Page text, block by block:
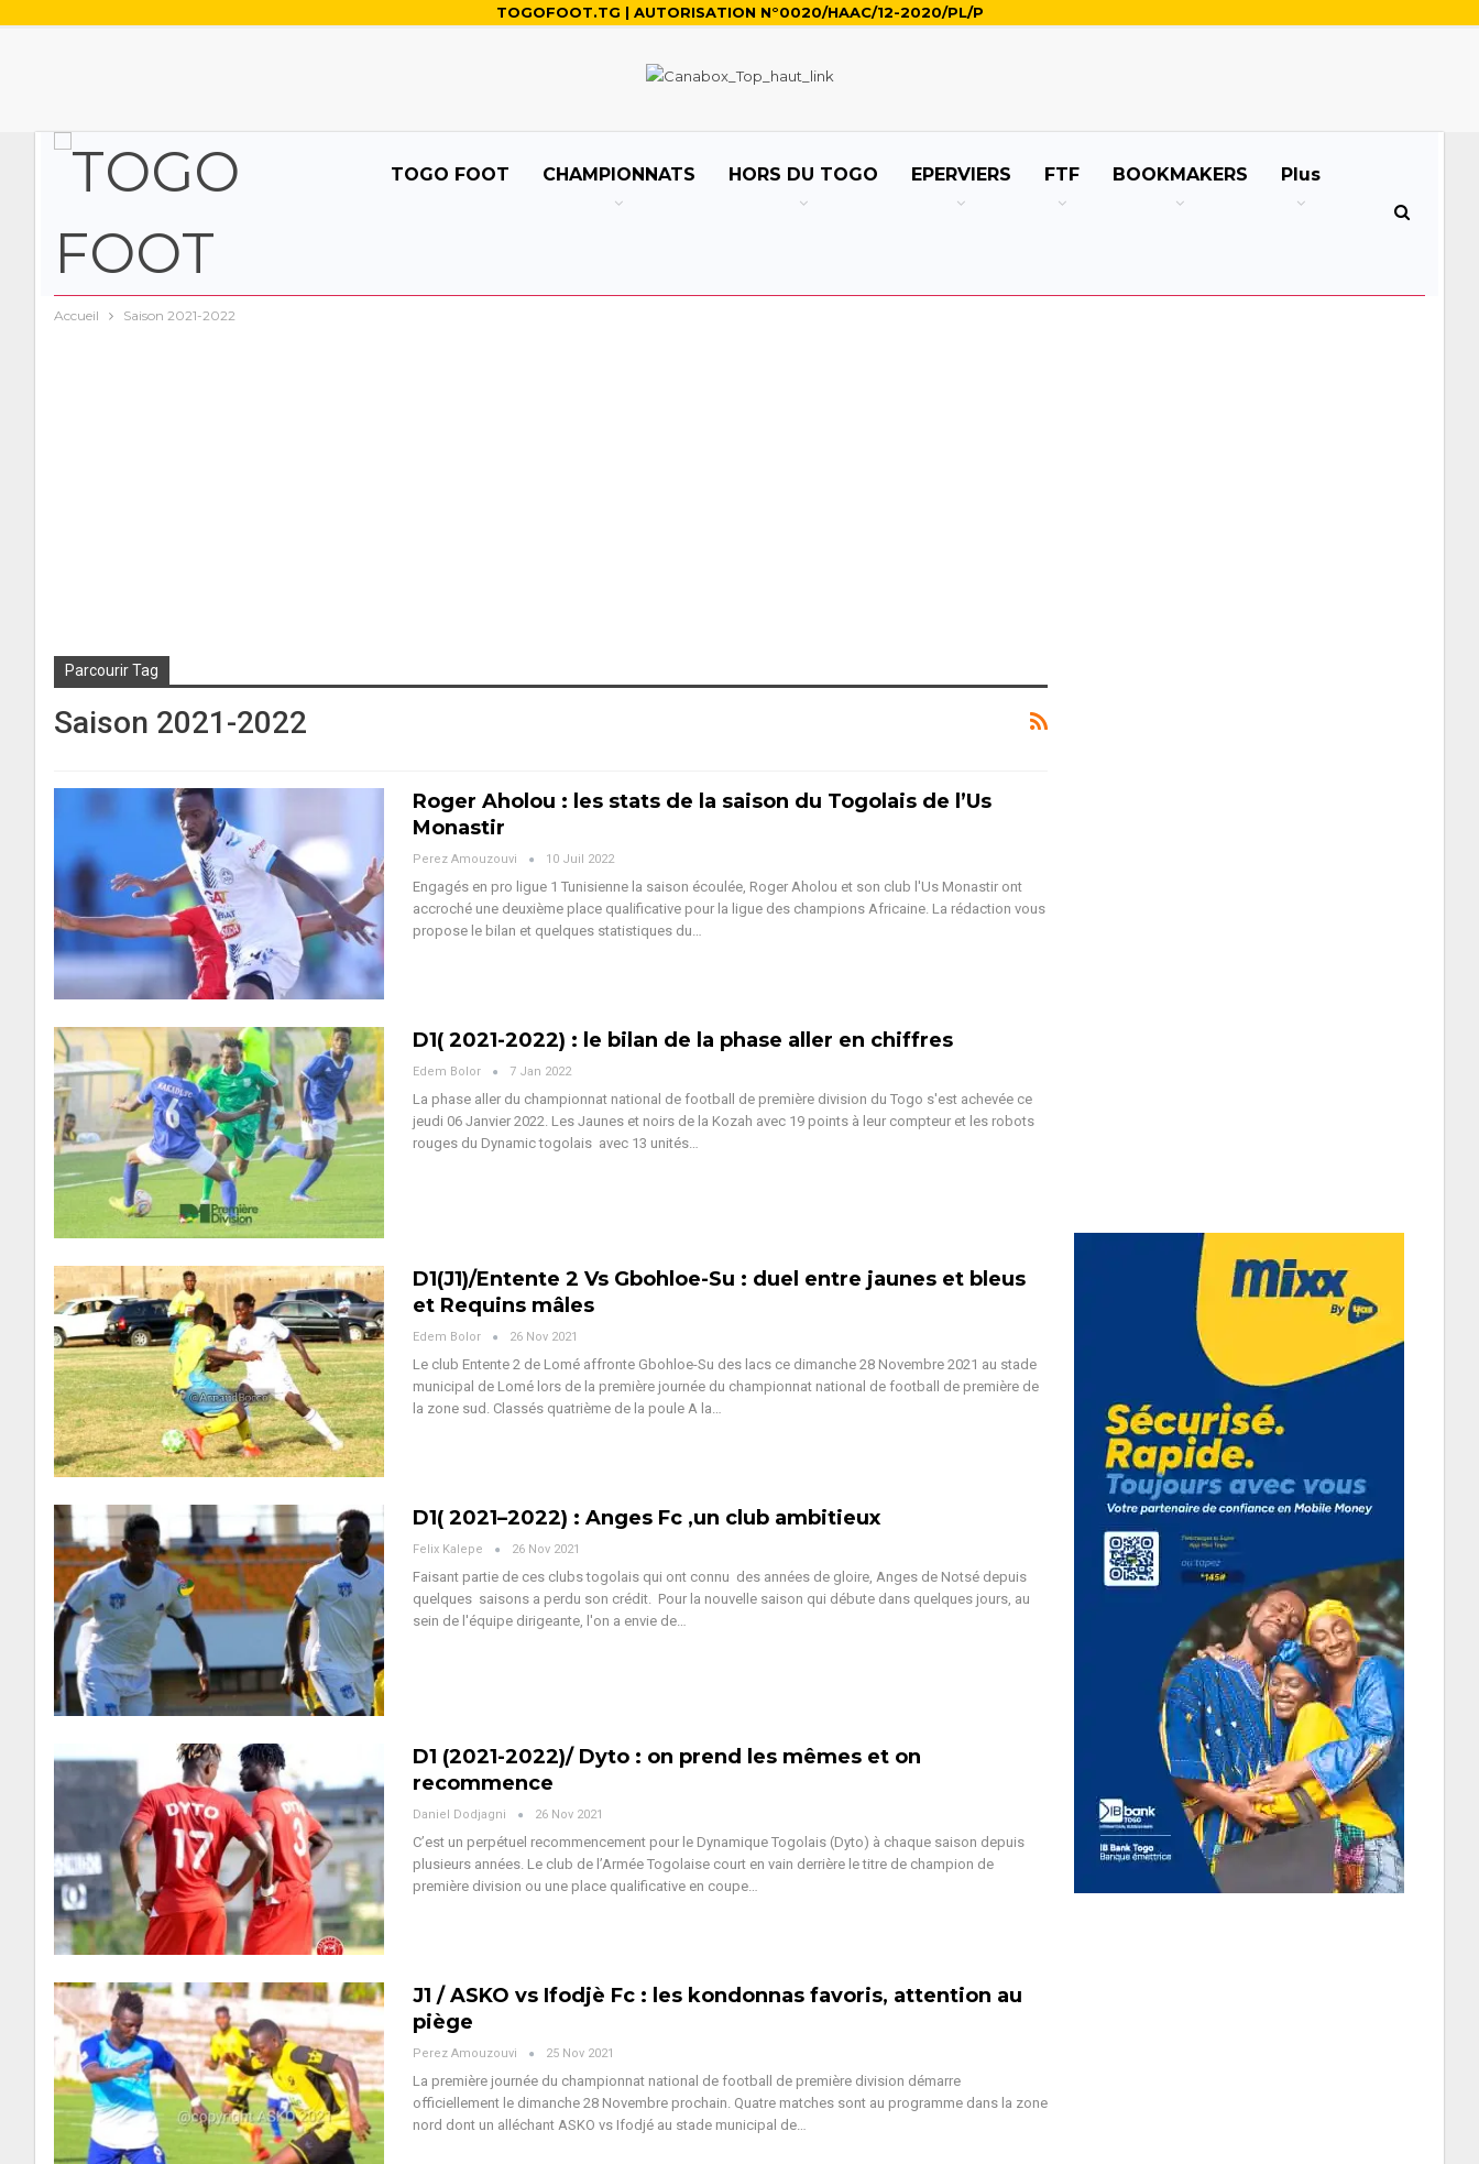
TOGOFOOT.TG | AUTORISATION N°0020/HAAC/12-2020/PL/P
TOGO FOOT CHAMPIONNATS HORS DU TOGO EPERVIERS FTF BOOKMAKERS Plus
Accueil Saison 2021-2022
Parcourir Tag
Saison 2021-2022
Roger Aholou : les stats de la saison du Togolais de l’Us
Monastir
Perez Amouzouvi 10 Juil 2022
Engagés en pro ligue 1 Tunisienne la saison écoulée, Roger Aholou et son club l'Us Monastir ont
accroché une deuxième place qualificative pour la ligue des champions Africaine. La rédaction vous
propose le bilan et quelques statistiques du…
D1( 2021-2022) : le bilan de la phase aller en chiffres
Edem Bolor 7 Jan 2022
La phase aller du championnat national de football de première division du Togo s'est achevée ce
jeudi 06 Janvier 2022. Les Jaunes et noirs de la Kozah avec 19 points à leur compteur et les robots
rouges du Dynamic togolais avec 13 unités…
D1(J1)/Entente 2 Vs Gbohloe-Su : duel entre jaunes et bleus
et Requins mâles
Edem Bolor 26 Nov 2021
Le club Entente 2 de Lomé affronte Gbohloe-Su des lacs ce dimanche 28 Novembre 2021 au stade
municipal de Lomé lors de la première journée du championnat national de football de première de
la zone sud. Classés quatrième de la poule A la…
D1( 2021–2022) : Anges Fc ,un club ambitieux
Felix Kalepe 26 Nov 2021
Faisant partie de ces clubs togolais qui ont connu des années de gloire, Anges de Notsé depuis
quelques saisons a perdu son crédit. Pour la nouvelle saison qui débute dans quelques jours, au
sein de l'équipe dirigeante, l'on a envie de…
D1 (2021-2022)/ Dyto : on prend les mêmes et on
recommence
Daniel Dodjagni 26 Nov 2021
C’est un perpétuel recommencement pour le Dynamique Togolais (Dyto) à chaque saison depuis
plusieurs années. Le club de l’Armée Togolaise court en vain derrière le titre de champion de
première division ou une place qualificative en coupe…
J1 / ASKO vs Ifodjè Fc : les kondonnas favoris, attention au
piège
Perez Amouzouvi 25 Nov 2021
La première journée du championnat national de football de première division démarre
officiellement le dimanche 28 Novembre prochain. Quatre matches sont au programme dans la zone
nord dont un alléchant ASKO vs Ifodjé au stade municipal de…